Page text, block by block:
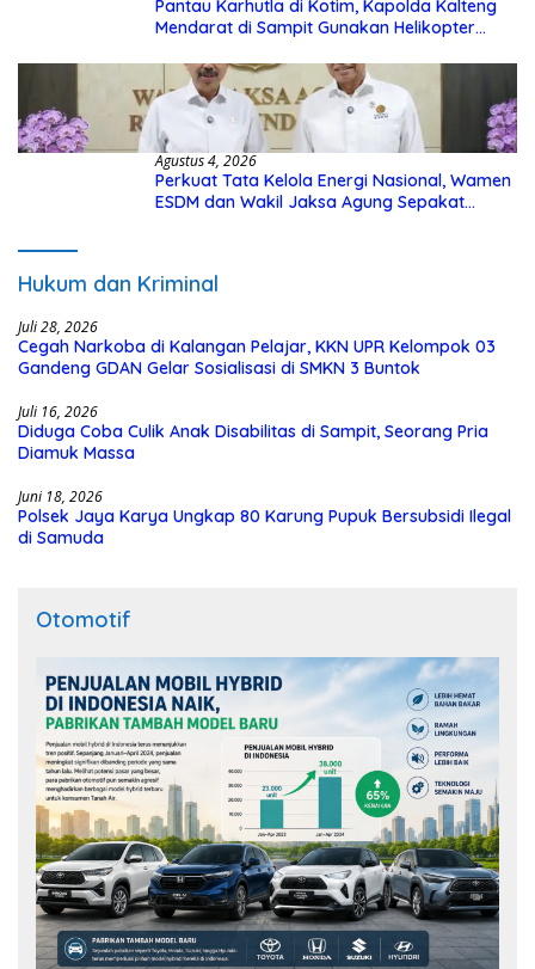
Pantau Karhutla di Kotim, Kapolda Kalteng
Mendarat di Sampit Gunakan Helikopter
Agustus 4, 2026
Perkuat Tata Kelola Energi Nasional, Wamen
ESDM dan Wakil Jaksa Agung Sepakat
Hukum dan Kriminal
Juli 28, 2026
Cegah Narkoba di Kalangan Pelajar, KKN UPR Kelompok 03
Gandeng GDAN Gelar Sosialisasi di SMKN 3 Buntok
Juli 16, 2026
Diduga Coba Culik Anak Disabilitas di Sampit, Seorang Pria
Diamuk Massa
Juni 18, 2026
Polsek Jaya Karya Ungkap 80 Karung Pupuk Bersubsidi Ilegal
di Samuda
Otomotif